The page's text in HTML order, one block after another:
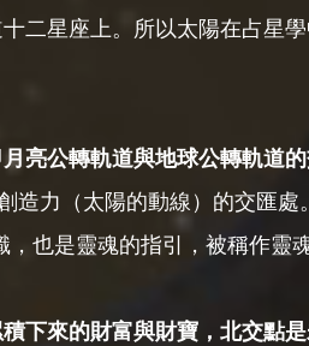
二星座上。所以太陽在占星
月亮公轉軌道與地球公轉軌道
造力（太陽的動線）的交匯
也是靈魂的指引，被稱作靈魂
下來的財富與財寶，北交點